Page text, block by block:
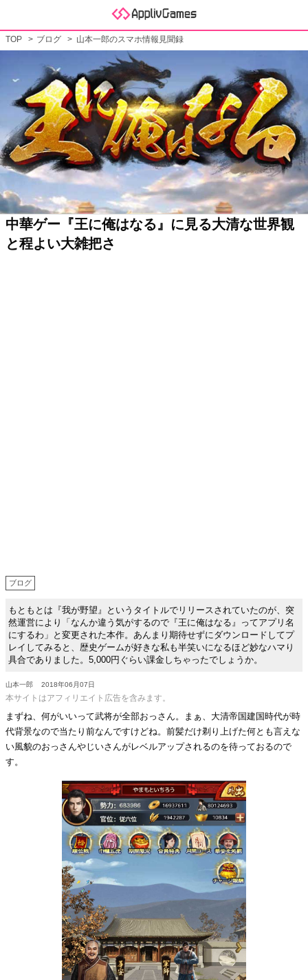
TOP ブログ 山本一郎のスマホ情報見聞録
中華ゲー『王に俺はなる』に見る大清な世界観
と程よい大雑把さ
ブログ
もともとは『我が野望』というタイトルでリリースされていたのが、突
然運営により「なんか違う気がするので『王に俺はなる』ってアプリ名
にするわ」と変更された本作。あんまり期待せずにダウンロードしてプ
レイしてみると、歴史ゲームが好きな私も半笑いになるほど妙なハマり
具合でありました。5,000円ぐらい課金しちゃったでしょうか。
山本一郎 2018年06月07日
本サイトはアフィリエイト広告を含みます。
まずね、何がいいって武将が全部おっさん。まぁ、大清帝国建国時代が時
代背景なので当たり前なんですけどね。前髪だけ剃り上げた何とも言えな
い風貌のおっさんやじいさんがレベルアップされるのを待っておるので
す。